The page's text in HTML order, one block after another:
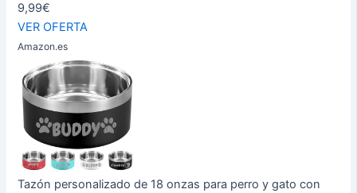
9,99€
VER OFERTA
Amazon.es
Tazón personalizado de 18 onzas para perro y gato con